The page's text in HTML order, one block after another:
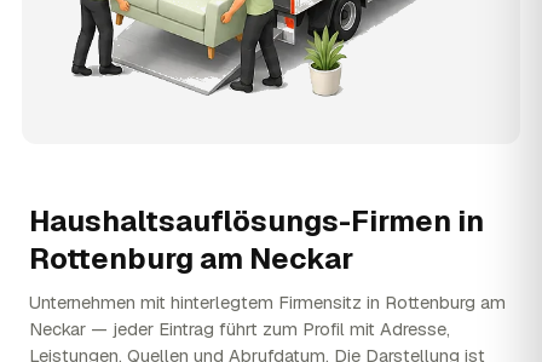
Haushaltsauflösungs-Firmen in
Rottenburg am Neckar
Unternehmen mit hinterlegtem Firmensitz in Rottenburg am
Neckar — jeder Eintrag führt zum Profil mit Adresse,
Leistungen, Quellen und Abrufdatum. Die Darstellung ist